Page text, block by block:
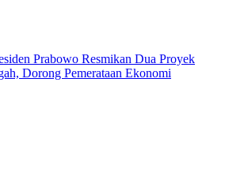
Prabowo Resmikan Dua Proyek
Dorong Pemerataan Ekonomi